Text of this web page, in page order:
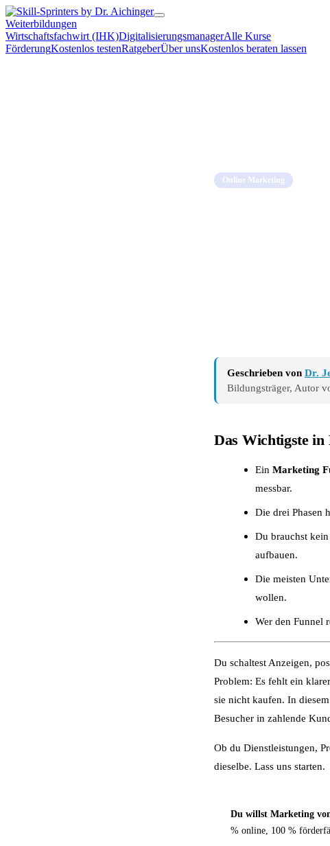
Weiterbildungen
Wirtschaftsfachwirt (IHK)DigitalisierungsmanagerAlle Kurse
FörderungKostenlos testenRatgeberÜber unsKostenlos beraten lassen
Online Marketing
Geschrieben von Dr.
Bildungsträger, Autor
Das Wichtigste in
Ein Marketing
messbar.
Die drei Phasen
Du brauchst
aufbauen.
Die meisten
wollen.
Wer den Funnel
Du schaltest Anzeigen,
Problem: Es fehlt ein
sie nicht kaufen. In
Besucher in zahlende
Ob du Dienstleistungen,
dieselbe. Lass uns starten.
Du willst Marketing
% online, 100 %